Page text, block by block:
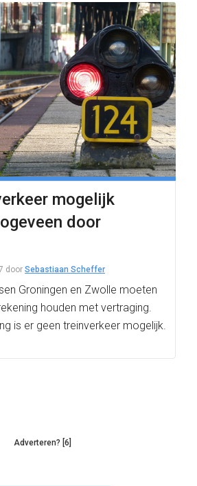
mogelijk
door
door Sebastiaan Scheffer
Groningen en Zwolle moeten
houden met vertraging.
is er geen treinverkeer mogelijk.
Adverteren? [6]